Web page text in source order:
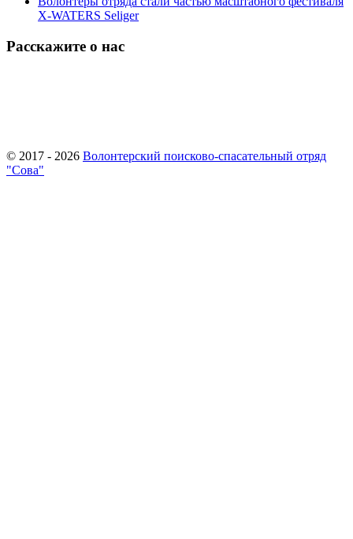
X-WATERS Seliger
Расскажите о нас
© 2017 - 2026 Волонтерский поисково-спасательный отряд
"Сова"